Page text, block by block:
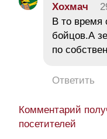
Хохмач
В то время
бойцов.А
по
Ответить
Комментарий
посетителей